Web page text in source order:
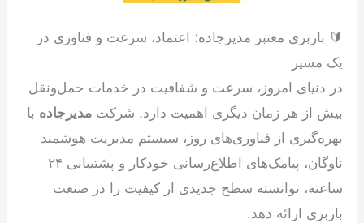
🔰 باربری معتبر مدیرجاده؛ اعتماد، سرعت و فناوری در
یک مسیر
در دنیای امروز، سرعت و شفافیت در خدمات حمل‌ونقل
بیش از هر زمان دیگری اهمیت دارد. شرکتمدیرجاده با
بهره‌گیری از فناوری‌های روز، سیستم مدیریت هوشمند
ناوگان، پیامک‌های اطلاع‌رسانی خودکار و پشتیبانی ۲۴
ساعته، توانسته سطح جدیدی از کیفیت را در صنعت
باربری ارائه دهد.